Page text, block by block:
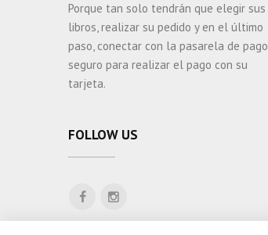
Porque tan solo tendrán que elegir sus
libros, realizar su pedido y en el último
paso, conectar con la pasarela de pago
seguro para realizar el pago con su
tarjeta.
FOLLOW US